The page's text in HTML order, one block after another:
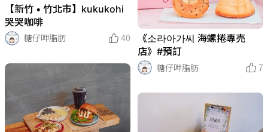
【新竹 • 竹北市】kukukohi
哭哭咖啡
糖仔呷脂肪
40
《소라아가씨 海螺捲專売
店》#預訂
糖仔呷脂肪
7